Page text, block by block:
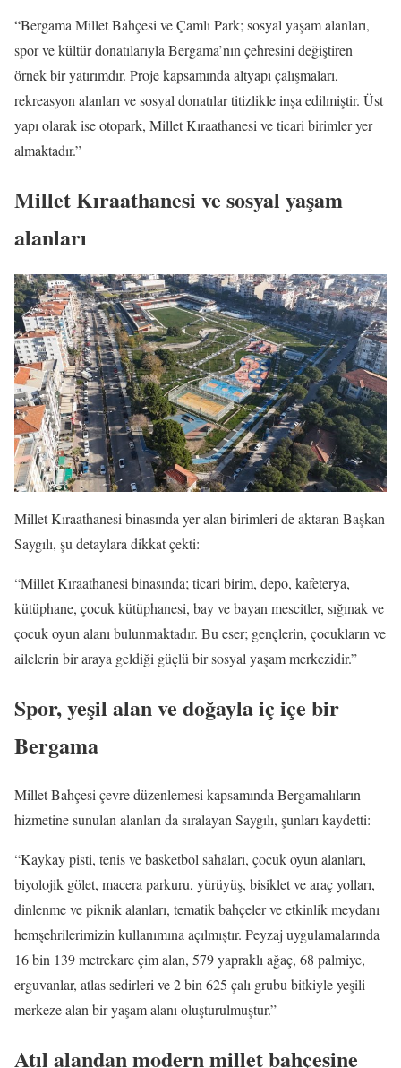
“Bergama Millet Bahçesi ve Çamlı Park; sosyal yaşam alanları,
spor ve kültür donatılarıyla Bergama’nın çehresini değiştiren
örnek bir yatırımdır. Proje kapsamında altyapı çalışmaları,
rekreasyon alanları ve sosyal donatılar titizlikle inşa edilmiştir. Üst
yapı olarak ise otopark, Millet Kıraathanesi ve ticari birimler yer
almaktadır.”
Millet Kıraathanesi ve sosyal yaşam
alanları
Millet Kıraathanesi binasında yer alan birimleri de aktaran Başkan
Saygılı, şu detaylara dikkat çekti:
“Millet Kıraathanesi binasında; ticari birim, depo, kafeterya,
kütüphane, çocuk kütüphanesi, bay ve bayan mescitler, sığınak ve
çocuk oyun alanı bulunmaktadır. Bu eser; gençlerin, çocukların ve
ailelerin bir araya geldiği güçlü bir sosyal yaşam merkezidir.”
Spor, yeşil alan ve doğayla iç içe bir
Bergama
Millet Bahçesi çevre düzenlemesi kapsamında Bergamalıların
hizmetine sunulan alanları da sıralayan Saygılı, şunları kaydetti:
“Kaykay pisti, tenis ve basketbol sahaları, çocuk oyun alanları,
biyolojik gölet, macera parkuru, yürüyüş, bisiklet ve araç yolları,
dinlenme ve piknik alanları, tematik bahçeler ve etkinlik meydanı
hemşehrilerimizin kullanımına açılmıştır. Peyzaj uygulamalarında
16 bin 139 metrekare çim alan, 579 yapraklı ağaç, 68 palmiye,
erguvanlar, atlas sedirleri ve 2 bin 625 çalı grubu bitkiyle yeşili
merkeze alan bir yaşam alanı oluşturulmuştur.”
Atıl alandan modern millet bahçesine